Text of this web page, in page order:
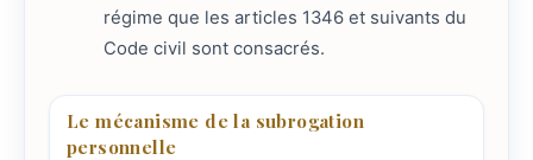
régime que les articles 1346 et suivants du
Code civil sont consacrés.
Le mécanisme de la subrogation
personnelle